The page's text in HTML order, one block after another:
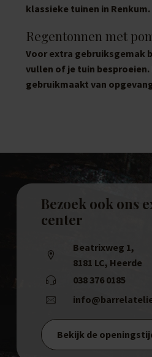
klassieke tuinen in Renkum.
Regentonnen met
Voor extra gebruiksgemak
vullen of je tuin
gebruikmaakt van
Bezoek ook ons
center
Beatrixweg 1,
8181 LC, Heerde
038 376 0185
Bekijk de